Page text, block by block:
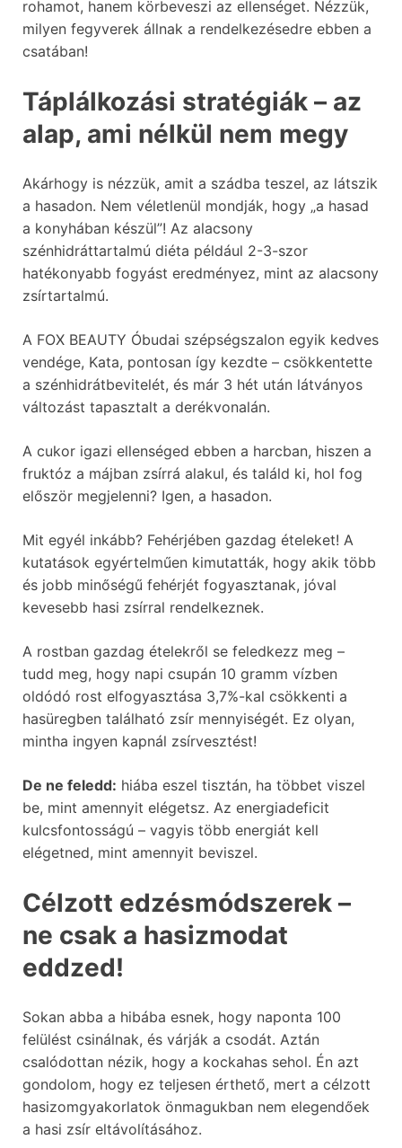
rohamot, hanem körbeveszi az ellenséget. Nézzük,
milyen fegyverek állnak a rendelkezésedre ebben a
csatában!
Táplálkozási stratégiák – az
alap, ami nélkül nem megy
Akárhogy is nézzük, amit a szádba teszel, az látszik
a hasadon. Nem véletlenül mondják, hogy „a hasad
a konyhában készül”! Az alacsony
szénhidráttartalmú diéta például 2-3-szor
hatékonyabb fogyást eredményez, mint az alacsony
zsírtartalmú.
A FOX BEAUTY Óbudai szépségszalon egyik kedves
vendége, Kata, pontosan így kezdte – csökkentette
a szénhidrátbevitelét, és már 3 hét után látványos
változást tapasztalt a derékvonalán.
A cukor igazi ellenséged ebben a harcban, hiszen a
fruktóz a májban zsírrá alakul, és találd ki, hol fog
először megjelenni? Igen, a hasadon.
Mit egyél inkább? Fehérjében gazdag ételeket! A
kutatások egyértelműen kimutatták, hogy akik több
és jobb minőségű fehérjét fogyasztanak, jóval
kevesebb hasi zsírral rendelkeznek.
A rostban gazdag ételekről se feledkezz meg –
tudd meg, hogy napi csupán 10 gramm vízben
oldódó rost elfogyasztása 3,7%-kal csökkenti a
hasüregben található zsír mennyiségét. Ez olyan,
mintha ingyen kapnál zsírvesztést!
De ne feledd: hiába eszel tisztán, ha többet viszel
be, mint amennyit elégetsz. Az energiadeficit
kulcsfontosságú – vagyis több energiát kell
elégetned, mint amennyit beviszel.
Célzott edzésmódszerek –
ne csak a hasizmodat
eddzed!
Sokan abba a hibába esnek, hogy naponta 100
felülést csinálnak, és várják a csodát. Aztán
csalódottan nézik, hogy a kockahas sehol. Én azt
gondolom, hogy ez teljesen érthető, mert a célzott
hasizomgyakorlatok önmagukban nem elegendőek
a hasi zsír eltávolításához.